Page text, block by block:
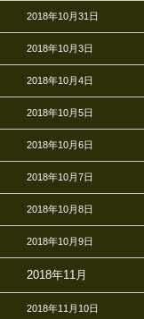
2018年10月31日
2018年10月3日
2018年10月4日
2018年10月5日
2018年10月6日
2018年10月7日
2018年10月8日
2018年10月9日
2018年11月
2018年11月10日